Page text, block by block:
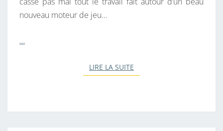
nouveau moteur de jeu…
…
LIRE LA SUITE